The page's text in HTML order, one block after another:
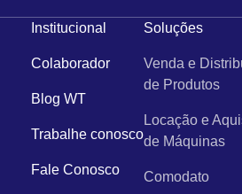
Institucional
Colaborador
Blog WT
Trabalhe conosco
Fale Conosco
Soluções
Venda e
de Produtos
Locação e
de Máquinas
Comodato